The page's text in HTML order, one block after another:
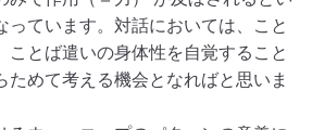
正版）http://www.seiwa-pb.co.jp/se
bn/24/08index.html
統合失調症の思考と言語 －統合失調
向（concreteness）と過包括（over-
Frontier 11(3):35-40, 2010.
っています。対話においては、こと
ことば遣いの身体性を自覚すること
ためて考える機会となればと思いま